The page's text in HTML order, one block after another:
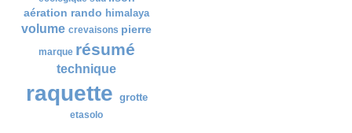
aération rando himalaya
volume crevaisons pierre
marque résumé
technique
raquette grotte
etasolo